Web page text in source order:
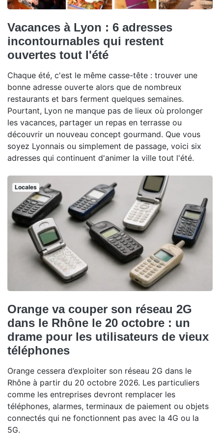
Vacances à Lyon : 6 adresses
incontournables qui restent
ouvertes tout l'été
Chaque été, c'est le même casse-tête : trouver une
bonne adresse ouverte alors que de nombreux
restaurants et bars ferment quelques semaines.
Pourtant, Lyon ne manque pas de lieux où prolonger
les vacances, partager un repas en terrasse ou
découvrir un nouveau concept gourmand. Que vous
soyez Lyonnais ou simplement de passage, voici six
adresses qui continuent d'animer la ville tout l'été.
Locales
Orange va couper son réseau 2G
dans le Rhône le 20 octobre : un
drame pour les utilisateurs de vieux
téléphones
Orange cessera d’exploiter son réseau 2G dans le
Rhône à partir du 20 octobre 2026. Les particuliers
comme les entreprises devront remplacer les
téléphones, alarmes, terminaux de paiement ou objets
connectés qui ne fonctionnent pas avec la 4G ou la
5G.